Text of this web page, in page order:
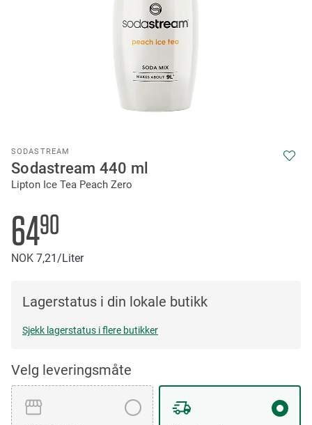
SODASTREAM
Sodastream 440 ml
Lipton Ice Tea Peach Zero
6490
NOK 7 21/Liter
Lagerstatus i din lokale butikk
Sjekk lagerstatus i flere butikker
Velg leveringsmåte
to
the
beginning
the
images
gallery